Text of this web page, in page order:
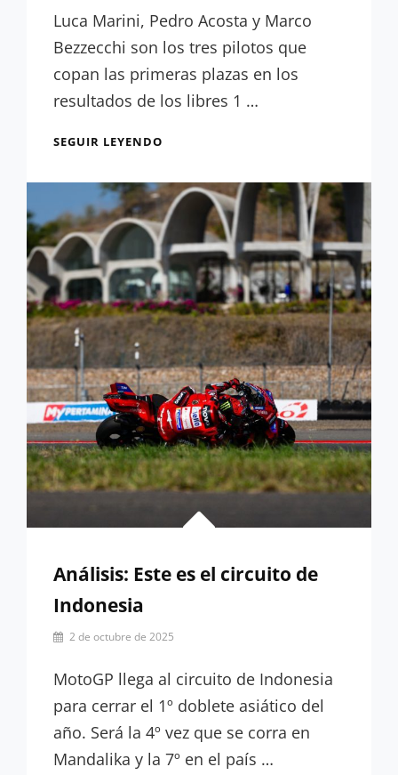
Lora-
Luca Marini, Pedro Acosta y Marco
Bezzecchi son los tres pilotos que
copan las primeras plazas en los
resultados de los libres 1 …
SEGUIR LEYENDO
MARINI
EMPIEZA
LIDERANDO
EN
MANDALIKA
Análisis: Este es el circuito de
Indonesia
Por
Vidal
2 de octubre de 2025
MotoGP llega al circuito de Indonesia
para cerrar el 1º doblete asiático del
año. Será la 4º vez que se corra en
Mandalika y la 7º en el país …